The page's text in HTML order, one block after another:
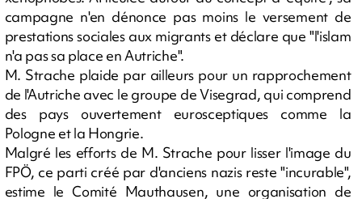
campagne n'en dénonce pas moins le versement de
prestations sociales aux migrants et déclare que "l'islam
n'a pas sa place en Autriche".
M. Strache plaide par ailleurs pour un rapprochement
de l'Autriche avec le groupe de Visegrad, qui comprend
des pays ouvertement eurosceptiques comme la
Pologne et la Hongrie.
Malgré les efforts de M. Strache pour lisser l'image du
FPÖ, ce parti créé par d'anciens nazis reste "incurable",
estime le Comité Mauthausen, une organisation de